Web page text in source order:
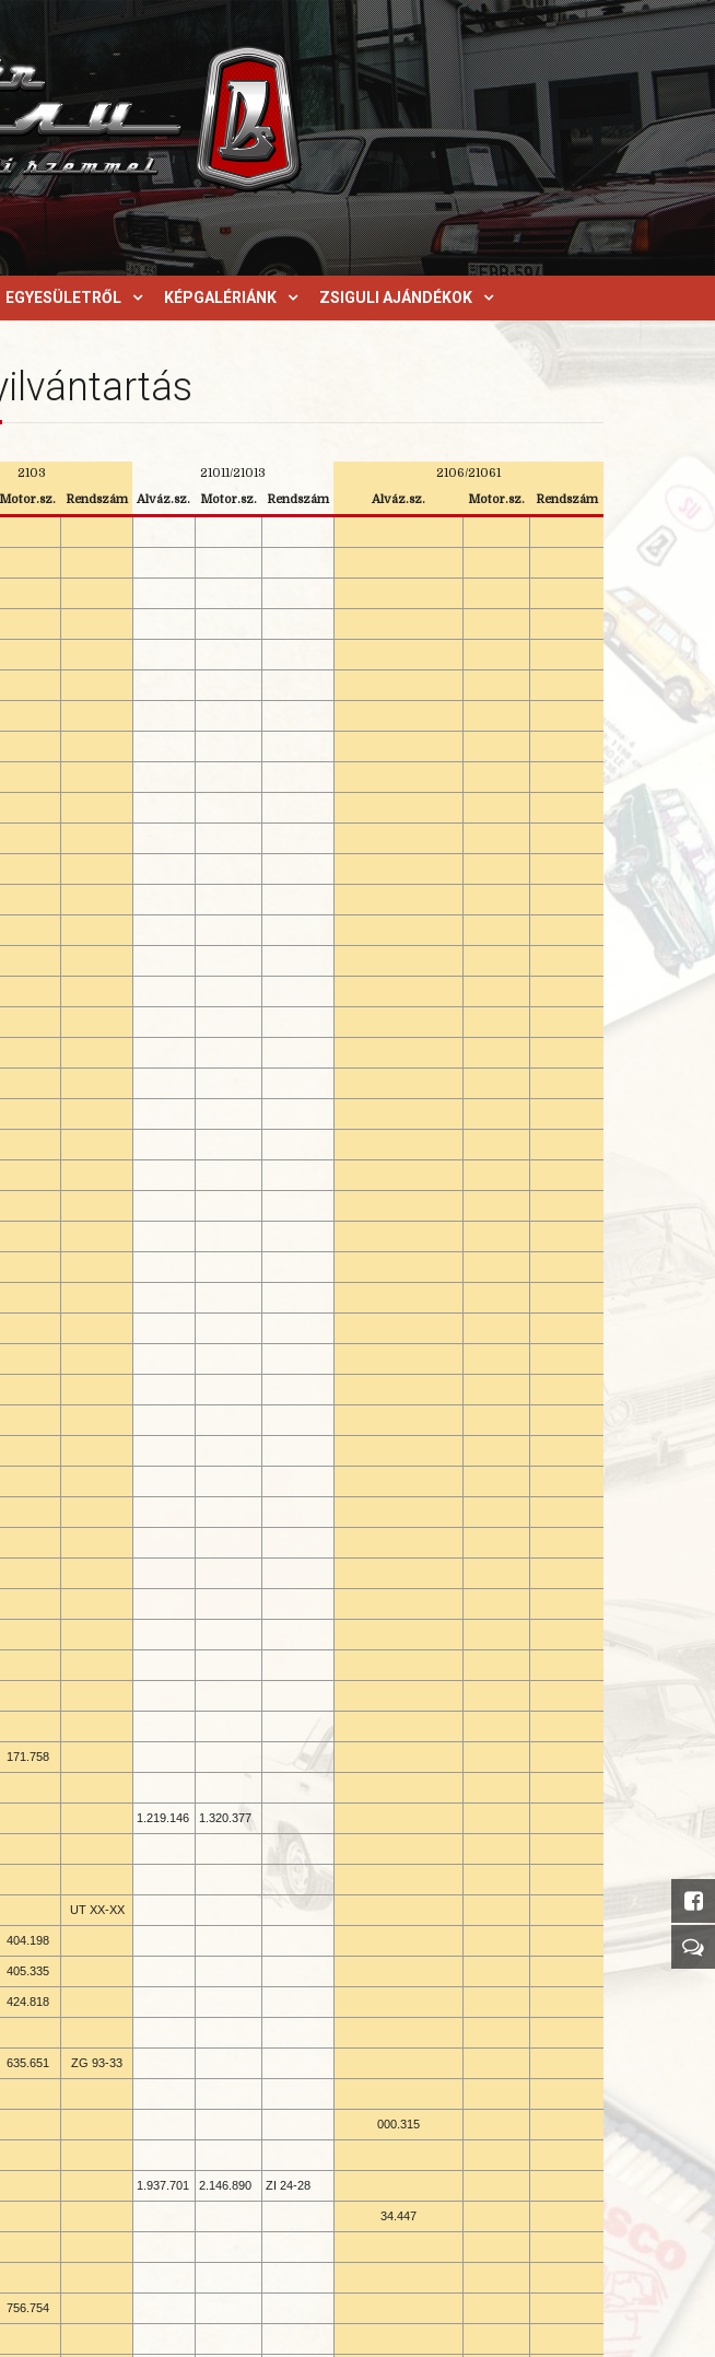
EGYESÜLETRŐL KÉPGALÉRIÁNK ZSIGULI AJÁNDÉKOK
2103 21011/21013
2106/21061
Motor.sz. Rendszám Alváz.sz. Motor.sz. Rendszám Alváz.sz. Motor.sz. Rendszám
171.758
1.219.146 1.320.377
UT XX-XX
404.198
405.335
424.818
635.651 ZG 93-33
000.315
1.937.701 2.146.890 ZI 24-28
34.447
756.754